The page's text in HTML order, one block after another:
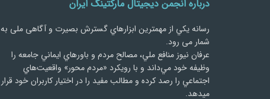
درباره انجمن دیجیتال مارکتینگ ایران
رسانه يكي از مهمترین ابزارهاي گسترش بصیرت و آگاهی ملی به
شمار می رود.
عرفان نیوز منافع ملي، مصالح مردم و باورهاي ايماني جامعه را
وظيفه خود مي‌داند و با رويكرد «مردم‌ محور» واقعيت‌هاي
اجتماعي را رصد کرده و مطالب مفید را در اختیار کاربران خود قرار
میدهد.